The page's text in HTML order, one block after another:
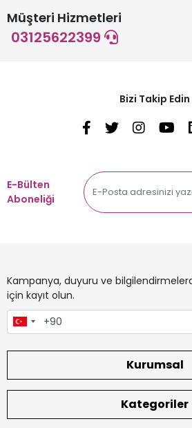
Müşteri Hizmetleri
03125622399
Bizi Takip Edin
E-Bülten
Aboneliği
Kampanya, duyuru ve
için kayıt olun.
Kurumsal
Kategoriler